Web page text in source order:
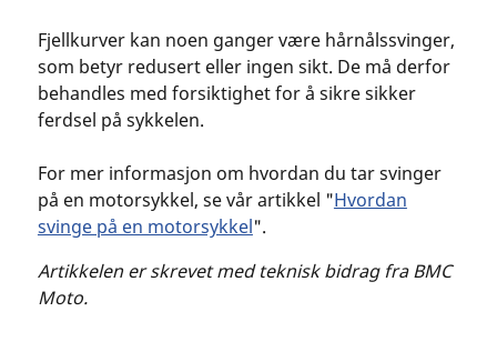
Fjellkurver kan noen ganger være hårnålssvinger,
som betyr redusert eller ingen sikt. De må derfor
behandles med forsiktighet for å sikre sikker
ferdsel på sykkelen.
For mer informasjon om hvordan du tar svinger
på en motorsykkel, se vår artikkel "Hvordan
svinge på en motorsykkel".
Artikkelen er skrevet med teknisk bidrag fra BMC
Moto.